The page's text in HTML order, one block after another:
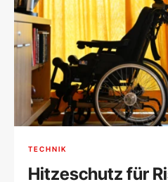
TECHNIK
Hitzeschutz für